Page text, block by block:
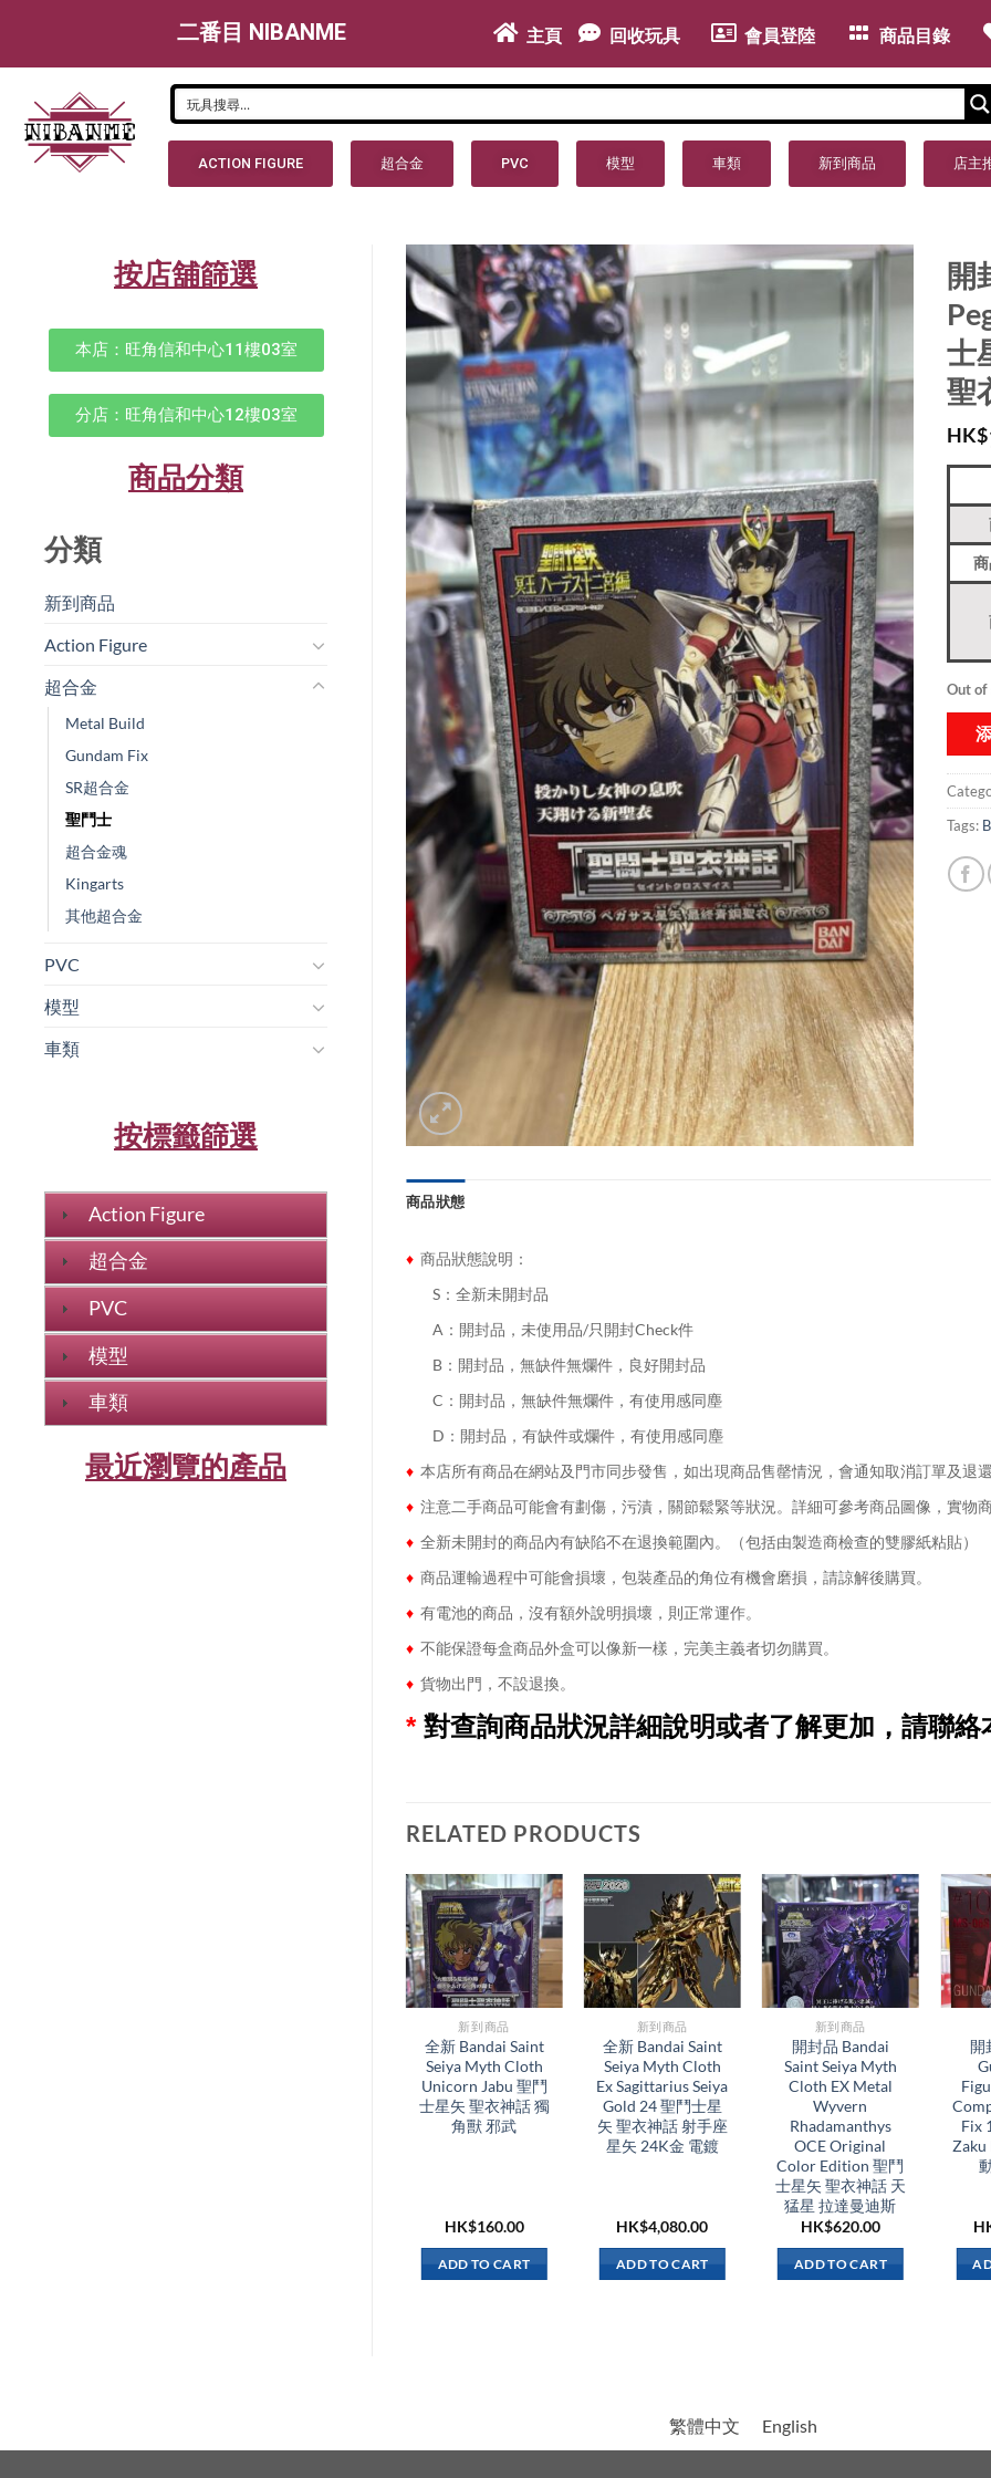
二番目 NIBANME 主頁 回收玩具 會員登陸 商品目錄
ACTION FIGURE 超合金 PVC 模型 車類 新到商品 店主
按店舖篩選
本店：旺角信和中心11樓03室
分店：旺角信和中心12樓03室
商品分類
分類
新到商品​
Action Figure
超合金
Metal Build
Gundam Fix
SR超合金
聖鬥士
超合金魂
Kingarts
其他超合金
PVC
模型
車類
按標籤篩選
Action Figure
超合金
PVC
模型
車類
最近瀏覽的產品
開
士
聖
HK$
Out of
Tags:
商品狀態
♦ 商品狀態說明：
S：全新未開封品
A：開封品，未使用品/只開封Check件
B：開封品，無缺件無爛件，良好開封品
C：開封品，無缺件無爛件，有使用感同塵
D：開封品，有缺件或爛件，有使用感同塵
♦ 本店所有商品在網站及門市同步發售，如出現商品售罄情況，會通知取消訂單及退還
♦ 注意二手商品可能會有劃傷，污漬，關節鬆緊等狀況。詳細可參考商品圖像，實物
♦ 全新未開封的商品內有缺陷不在退換範圍內。（包括由製造商檢查的雙膠紙粘貼）
♦ 商品運輸過程中可能會損壞，包裝產品的角位有機會磨損，請諒解後購買。
♦ 有電池的商品，沒有額外說明損壞，則正常運作。
♦ 不能保證每盒商品外盒可以像新一樣，完美主義者切勿購買。
♦ 貨物出門，不設退換。
* 對查詢商品狀況詳細說明或者了解更加，請聯絡
RELATED PRODUCTS
新到商品​
全新 Bandai Saint
Seiya Myth Cloth
Unicorn Jabu 聖鬥
士星矢 聖衣神話 獨
角獸 邪武
HK$160.00
ADD TO CART
新到商品​
全新 Bandai Saint
Seiya Myth Cloth
Ex Sagittarius Seiya
Gold 24 聖鬥士星
矢 聖衣神話 射手座
星矢 24K金 電鍍
HK$4,080.00
ADD TO CART
新到商品​
開封品 Bandai
Saint Seiya Myth
Cloth EX Metal
Wyvern
Rhadamanthys
OCE Original
Color Edition 聖鬥
士星矢 聖衣神話 天
猛星 拉達曼迪斯
HK$620.00
ADD TO CART
開
Fix
Zaku
繁體中文 English